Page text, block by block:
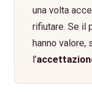
una volta
rifiutare. Se il
hanno valore,
l’